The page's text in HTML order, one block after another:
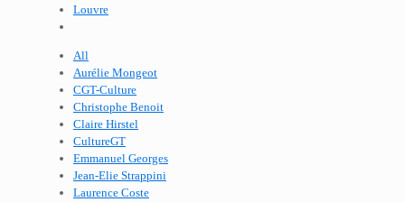
Louvre
All
Aurélie Mongeot
CGT-Culture
Christophe Benoit
Claire Hirstel
CultureGT
Emmanuel Georges
Jean-Elie Strappini
Laurence Coste